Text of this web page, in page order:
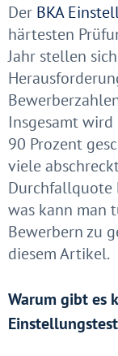
Der BKA
härtesten
Jahr stellen
Insgesamt
90 Prozent
viele
Durchfallquote
was kann man
Bewerbern zu
diesem Artikel.
Warum gibt es